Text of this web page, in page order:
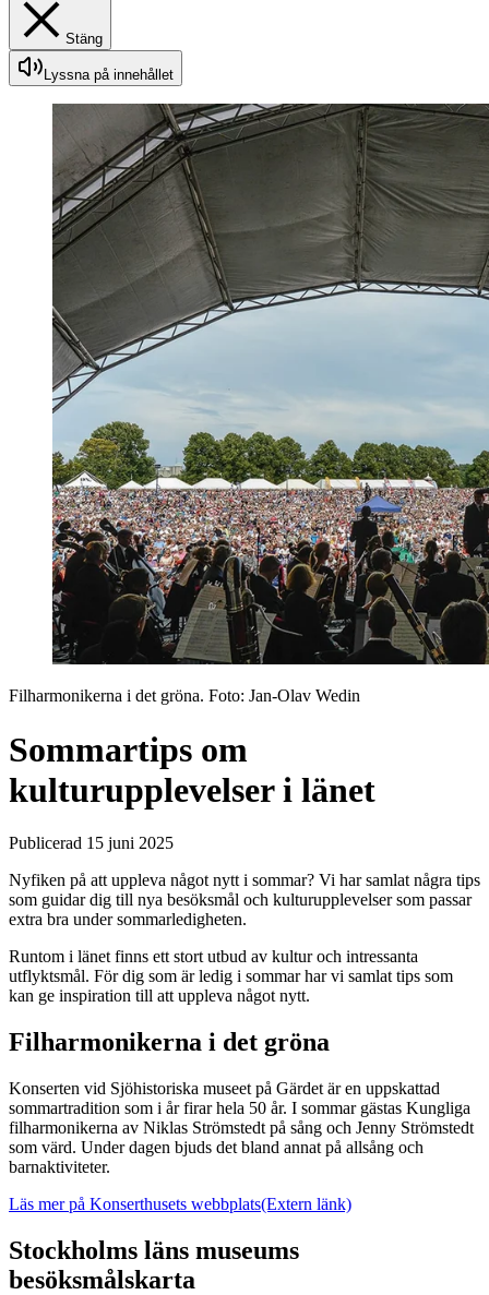
Stäng
Lyssna på innehållet
Filharmonikerna i det gröna. Foto: Jan-Olav Wedin
Sommartips om
kulturupplevelser i länet
Publicerad 15 juni 2025
Nyfiken på att uppleva något nytt i sommar? Vi har samlat några tips
som guidar dig till nya besöksmål och kulturupplevelser som passar
extra bra under sommarledigheten.
Runtom i länet finns ett stort utbud av kultur och intressanta
utflyktsmål. För dig som är ledig i sommar har vi samlat tips som
kan ge inspiration till att uppleva något nytt.
Filharmonikerna i det gröna
Konserten vid Sjöhistoriska museet på Gärdet är en uppskattad
sommartradition som i år firar hela 50 år. I sommar gästas Kungliga
filharmonikerna av Niklas Strömstedt på sång och Jenny Strömstedt
som värd. Under dagen bjuds det bland annat på allsång och
barnaktiviteter.
Läs mer på Konserthusets webbplats(Extern länk)
Stockholms läns museums
besöksmålskarta